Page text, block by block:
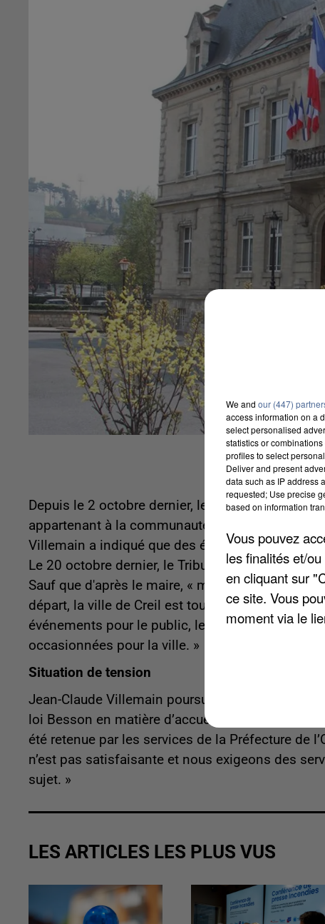
Depuis le 2 octobre dernier, le parc de la Grange
appartenant à la communauté des gens du
Villemain a indiqué que des équipes de la
Le 20 octobre dernier, le Tribunal Administratif
Sauf que d'après le maire, « malgré plusieurs
départ, la ville de Creil est toujours dans
événements pour le public, les artistes et le
occasionnées pour la ville. »
Situation de tension
Jean-Claude Villemain poursuit : « malgré la
loi Besson en matière d’accueil des gens du
été retenue par les services de la Préfecture de
n’est pas satisfaisante et nous exigeons des
sujet. »
LES ARTICLES LES PLUS VUS
We and our (447)
access information on a
select personalised
statistics or
profiles to select
Deliver and present
data such as IP address
requested; Use precise
based on information
Vous pouvez
les finalités et/
en cliquant sur
ce site. Vous
moment via le